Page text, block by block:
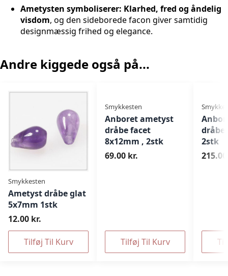
Ametysten symboliserer: Klarhed, fred og åndelig
visdom, og den sideborede facon giver samtidig
designmæssig frihed og elegance.
Andre kiggede også på...
Smykkesten
Ametyst dråbe glat
5x7mm 1stk
12.00 kr.
Tilføj Til Kurv
Smykkesten
Anboret ametyst
dråbe facet
8x12mm , 2stk
69.00 kr.
Tilføj Til Kurv
dråbe
2stk